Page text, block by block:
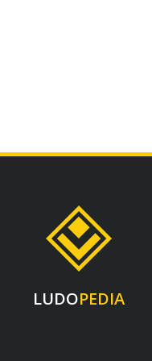
LUDOPEDIA